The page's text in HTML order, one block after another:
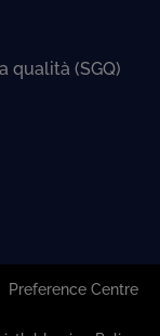
qualità (SGQ)
Preference Centre